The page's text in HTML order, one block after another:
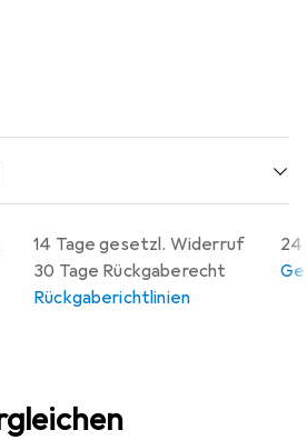
14 Tage gesetzl. Widerruf
30 Tage Rückgaberecht
Rückgaberichtlinien
24